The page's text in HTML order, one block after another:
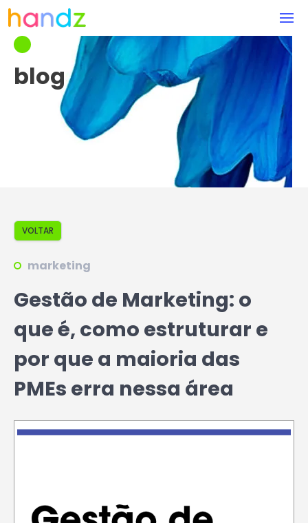
blog
VOLTAR
marketing
Gestão de Marketing: o
que é, como estruturar e
por que a maioria das
PMEs erra nessa área